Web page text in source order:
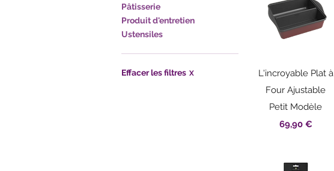
Pâtisserie
Produit d'entretien
Ustensiles
Effacer les filtres X Aperçu rapide
L'incroyable Plat à
Four Ajustable
Petit Modèle
Prix
69,90 €